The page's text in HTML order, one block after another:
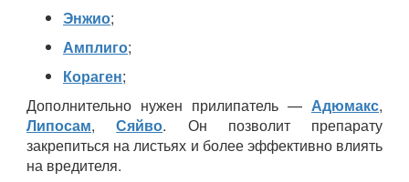
Энжио;
Амплиго;
Кораген;
Дополнительно нужен прилипатель — Адюмакс,
Липосам,Сяйво. Он позволит препарату
закрепиться на листьях и более эффективно влиять
на вредителя.